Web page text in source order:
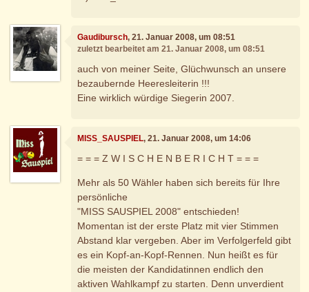
Gaudibursch, 21. Januar 2008, um 08:51
zuletzt bearbeitet am 21. Januar 2008, um 08:51
auch von meiner Seite, Glüchwunsch an unsere
bezaubernde Heeresleiterin !!!
Eine wirklich würdige Siegerin 2007.
MISS_SAUSPIEL, 21. Januar 2008, um 14:06
= = = Z W I S C H E N B E R I C H T = = =
Mehr als 50 Wähler haben sich bereits für Ihre
persönliche
"MISS SAUSPIEL 2008" entschieden!
Momentan ist der erste Platz mit vier Stimmen
Abstand klar vergeben. Aber im Verfolgerfeld gibt
es ein Kopf-an-Kopf-Rennen. Nun heißt es für
die meisten der Kandidatinnen endlich den
aktiven Wahlkampf zu starten. Denn unverdient